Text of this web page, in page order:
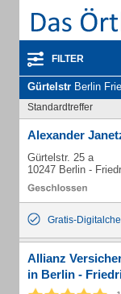
FILTER
Gürtelstr Berlin
Standardtreffer
Alexander
Gürtelstr. 25 a
10247 Berlin -
Gratis-
Allianz
in Berlin -